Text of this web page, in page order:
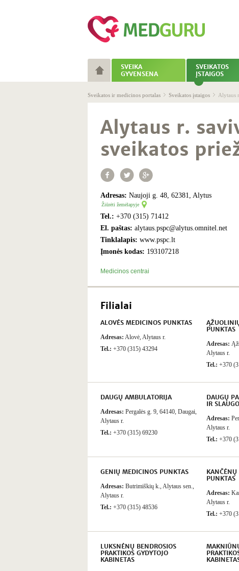
SVEIKA
GYVENSENA
SVEIKATOS
ĮSTAIGOS
Sveikatos ir medicinos portalas Sveikatos įstaigos Alytaus
Alytaus r.
sveikatos
Adresas: Naujoji g. 48, 62381, Alytus
Žiūrėti žemėlapyje
Tel.: +370 (315) 71412
El. paštas: alytaus.pspc@alytus.omnitel.net
Tinklalapis: www.pspc.lt
Įmonės kodas: 193107218
Medicinos centrai
Filialai
ALOVĖS MEDICINOS PUNKTAS
Adresas: Alovė, Alytaus r.
Tel.: +370 (315) 43294
PUNKTAS
Adresas:
Alytaus r.
Tel.: +370
DAUGŲ AMBULATORIJA
Adresas: Pergalės g. 9, 64140, Daugai,
Alytaus r.
Tel.: +370 (315) 69230
DAUGŲ
IR
Adresas:
Alytaus r.
Tel.: +370
GENIŲ MEDICINOS PUNKTAS
Adresas: Butrimiškių k., Alytaus sen.,
Alytaus r.
Tel.: +370 (315) 48536
PUNKTAS
Adresas:
Alytaus r.
Tel.: +370
LUKSNĖNŲ BENDROSIOS
PRAKTIKOS GYDYTOJO
KABINETAS